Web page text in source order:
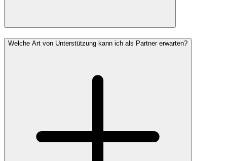
Welche Art von Unterstützung kann ich als Partner erwarten?